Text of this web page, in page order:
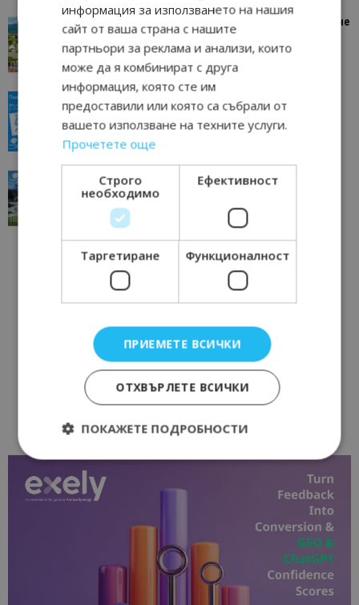
“Пощенска картичка от…”: Петрич – Изживяване
отвъд очакваното
Петрич 11/07/2026 11:22
“Пощенска картичка от…”: Пловдив, градът на
всички времена
23/06/2026 10:00
“Пощенска картичка от…”: Перник – град на
традициите, културата и вдъхновяващите...
Перник
информация за използването на нашия
сайт от ваша страна с нашите
партньори за реклама и анализи, които
може да я комбинират с друга
информация, която сте им
предоставили или която са събрали от
вашето използване на техните услуги.
Прочетете още
Строго
необходимо
Ефективност
Таргетиране Функционалност
ПРИЕМЕТЕ ВСИЧКИ
ОТХВЪРЛЕТЕ ВСИЧКИ
ПОКАЖЕТЕ ПОДРОБНОСТИ
Строго необходимо
Строго необходимите бисквитки позволяват
основната функционалност на уебсайта, като
потребителско влизане и управление на
акаунта. Уебсайтът не може да се използва